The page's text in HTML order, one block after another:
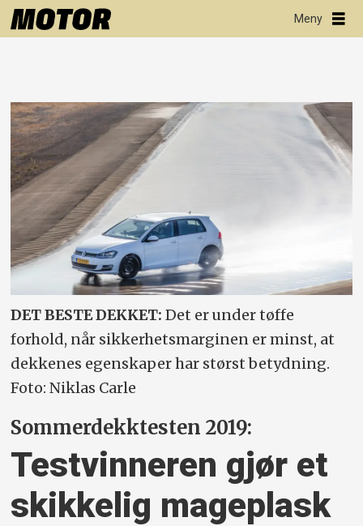
DET BESTE DEKKET:Det er under tøffe
forhold, når sikkerhetsmarginen er minst, at
dekkenes egenskaper har størst betydning.
Foto: Niklas Carle
Sommerdekktesten 2019:
Testvinneren gjør et
skikkelig mageplask